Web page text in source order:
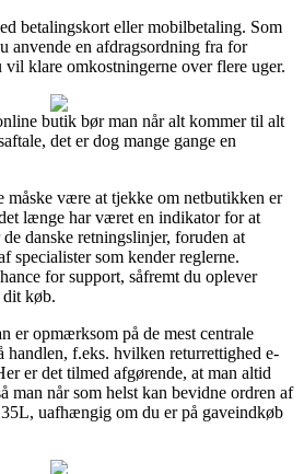
betalingskort eller mobilbetaling. Som
anvende en afdragsordning fra for
klare omkostningerne over flere uger.
butik bør man når alt kommer til alt
det er dog mange gange en
måske være at tjekke om netbutikken er
længe har været en indikator for at
danske retningslinjer, foruden at
specialister som kender reglerne.
for support, såfremt du oplever
køb.
er opmærksom på de mest centrale
f.eks. hvilken returrettighed e-
er det tilmed afgørende, at man altid
man når som helst kan bevidne ordren af
uafhængig om du er på gaveindkøb